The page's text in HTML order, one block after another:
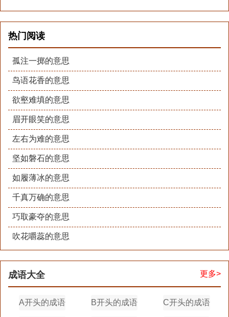
热门阅读
孤注一掷的意思
鸟语花香的意思
欲壑难填的意思
眉开眼笑的意思
左右为难的意思
坚如磐石的意思
如履薄冰的意思
千真万确的意思
巧取豪夺的意思
吹花嚼蕊的意思
成语大全 更多>
A开头的成语 B开头的成语 C开头的成语